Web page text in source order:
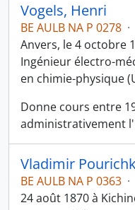
Vogels, Henri
BE AULB NA P 0278 ·
Anvers, le 4 octobre
Ingénieur électro-
en chimie-physique
Donne cours entre
administrativement
Vladimir
BE AULB NA P 0363 ·
24 août 1870 à